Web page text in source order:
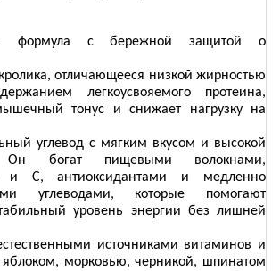
формула с бережной защитой о
отличающееся низкой жирностью
легкоусвояемого протеина,
тонус и снижает нагрузку на
углевод с мягким вкусом и высокой
Он богат пищевыми волокнами,
и С, антиоксидантами и медленно
углеводами, которые помогают
уровень энергии без лишней
источниками витаминов и
яблоком, морковью, черникой, шпинатом